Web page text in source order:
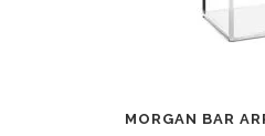
MORGAN BAR